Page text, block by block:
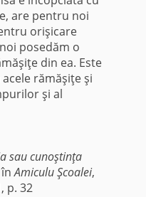
are pentru noi
orişicare
posedăm o
din ea. Este
rămăşiţe şi
şi al
sau cunoştinţa
înAmiculu Şcoalei,
p. 32